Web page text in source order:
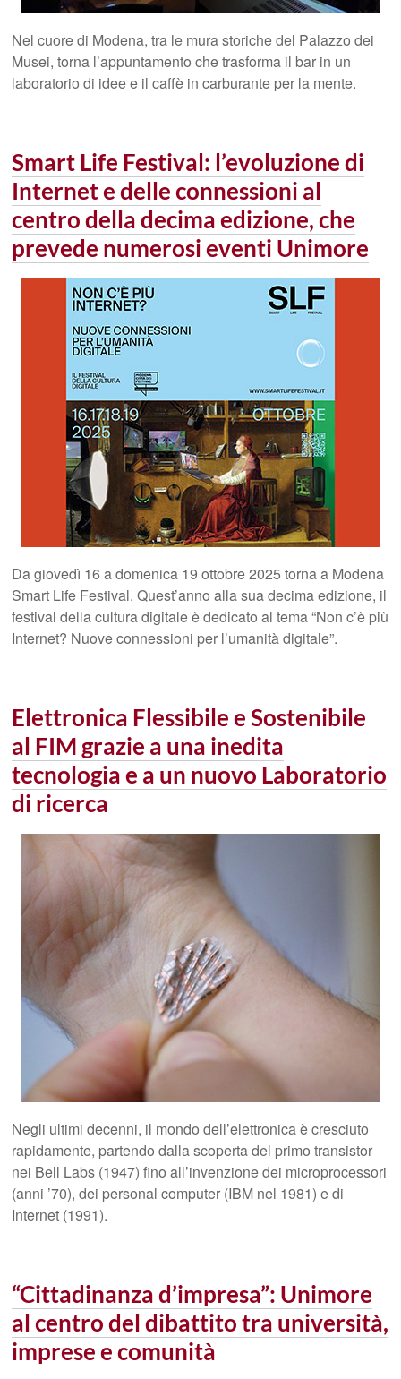
Nel cuore di Modena, tra le mura storiche del Palazzo dei
Musei, torna l’appuntamento che trasforma il bar in un
laboratorio di idee e il caffè in carburante per la mente.
Smart Life Festival: l’evoluzione di
Internet e delle connessioni al
centro della decima edizione, che
prevede numerosi eventi Unimore
Da giovedì 16 a domenica 19 ottobre 2025 torna a Modena
Smart Life Festival. Quest’anno alla sua decima edizione, il
festival della cultura digitale è dedicato al tema “Non c’è più
Internet? Nuove connessioni per l’umanità digitale”.
Elettronica Flessibile e Sostenibile
al FIM grazie a una inedita
tecnologia e a un nuovo Laboratorio
di ricerca
Negli ultimi decenni, il mondo dell’elettronica è cresciuto
rapidamente, partendo dalla scoperta del primo transistor
nei Bell Labs (1947) fino all’invenzione dei microprocessori
(anni ’70), dei personal computer (IBM nel 1981) e di
Internet (1991).
“Cittadinanza d’impresa”: Unimore
al centro del dibattito tra università,
imprese e comunità